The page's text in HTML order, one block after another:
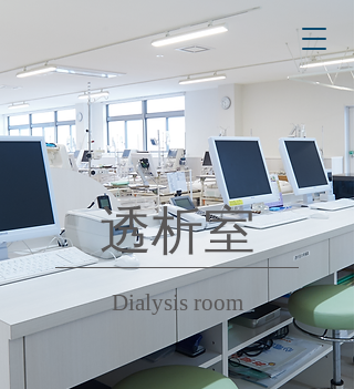
透析室
Dialysis room